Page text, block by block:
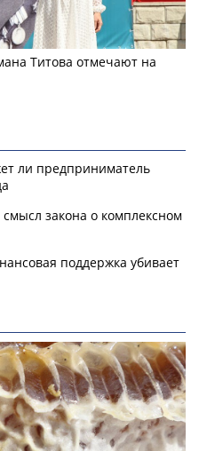
Титова отмечают на
ли предприниматель
закона о комплексном
поддержка убивает